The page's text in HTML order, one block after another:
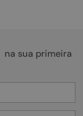
na sua primeira